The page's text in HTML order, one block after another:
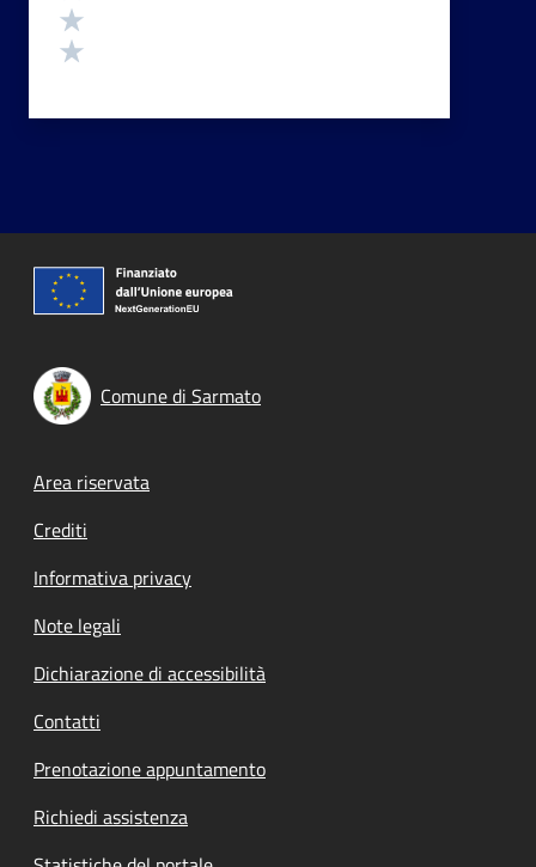
Comune di Sarmato
Footer menu
Area riservata
Crediti
Informativa privacy
Note legali
Dichiarazione di accessibilità
Contatti
Prenotazione appuntamento
Richiedi assistenza